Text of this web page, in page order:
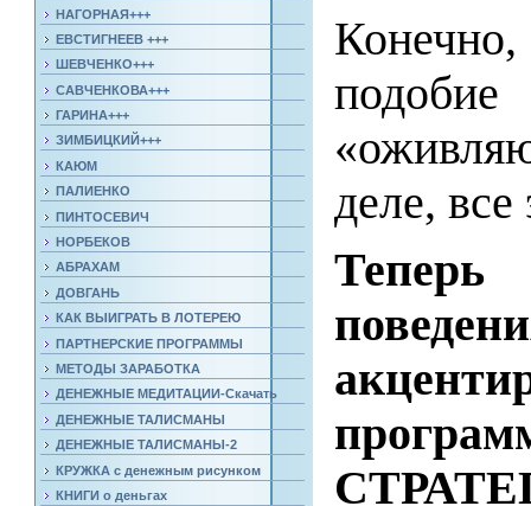
НАГОРНАЯ+++
ЕВСТИГНЕЕВ +++
ШЕВЧЕНКО+++
САВЧЕНКОВА+++
ГАРИНА+++
ЗИМБИЦКИЙ+++
КАЮМ
ПАЛИЕНКО
ПИНТОСЕВИЧ
НОРБЕКОВ
АБРАХАМ
ДОВГАНЬ
КАК ВЫИГРАТЬ В ЛОТЕРЕЮ
ПАРТНЕРСКИЕ ПРОГРАММЫ
МЕТОДЫ ЗАРАБОТКА
ДЕНЕЖНЫЕ МЕДИТАЦИИ-Скачать
ДЕНЕЖНЫЕ ТАЛИСМАНЫ
ДЕНЕЖНЫЕ ТАЛИСМАНЫ-2
КРУЖКА с денежным рисунком
КНИГИ о деньгах
деле, все
Теперь